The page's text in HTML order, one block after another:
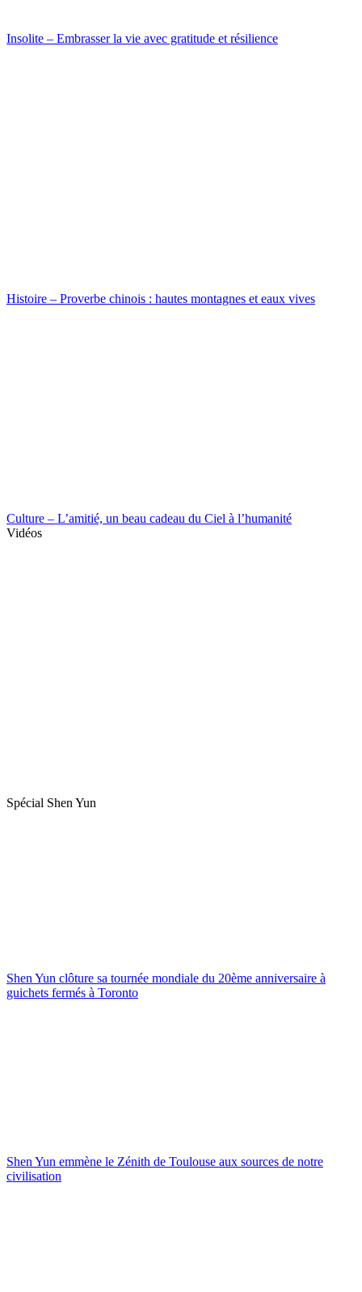
Insolite – Embrasser la vie avec gratitude et résilience
Histoire – Proverbe chinois : hautes montagnes et eaux vives
Culture – L’amitié, un beau cadeau du Ciel à l’humanité
Vidéos
Spécial Shen Yun
Shen Yun clôture sa tournée mondiale du 20ème anniversaire à
guichets fermés à Toronto
Shen Yun emmène le Zénith de Toulouse aux sources de notre
civilisation